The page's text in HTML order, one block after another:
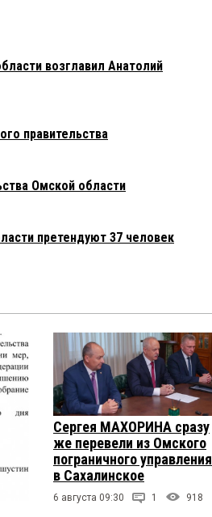
возглавил Анатолий
правительства
Омской области
претендуют 37 человек
Сергея МАХОРИНА сразу
же перевели из Омского
пограничного управления
в Сахалинское
6 августа 09:30 1 918